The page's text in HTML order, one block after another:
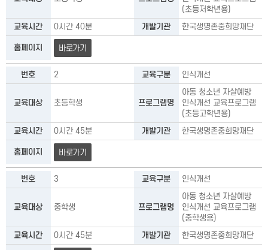
(초등저학년용)
교육시간
0시간 40분 개발기관 한국생명존중희망재단
홈페이지 바로가기
번호 2 교육구분 인식개선
교육대상 초등학생 프로그램명
아동 청소년 자살예방
인식개선 교육프로그램
(초등고학년용)
교육시간
0시간 45분 개발기관 한국생명존중희망재단
홈페이지 바로가기
번호 3 교육구분 인식개선
교육대상 중학생 프로그램명
아동 청소년 자살예방
인식개선 교육프로그램
(중학생용)
교육시간
0시간 45분 개발기관 한국생명존중희망재단